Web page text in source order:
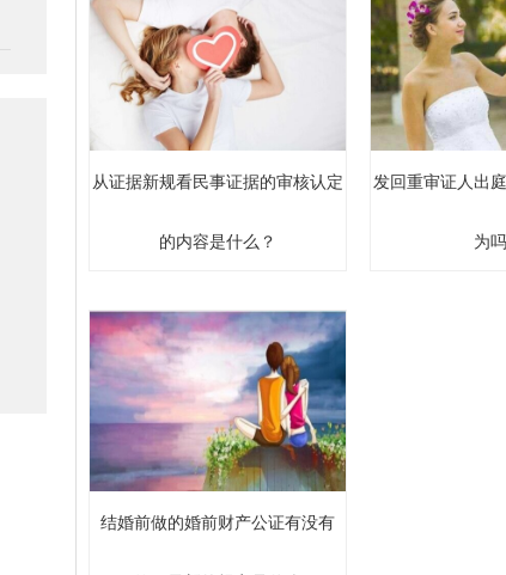
从证据新规看民事证据的审核认定
的内容是什么？
发回重审证人出
为
结婚前做的婚前财产公证有没有